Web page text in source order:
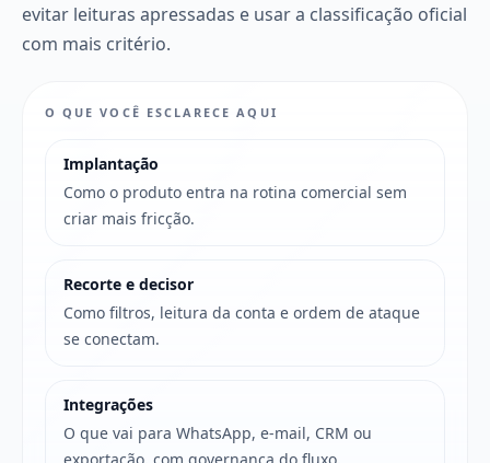
evitar leituras apressadas e usar a classificação oficial
com mais critério.
O QUE VOCÊ ESCLARECE AQUI
Implantação
Como o produto entra na rotina comercial sem
criar mais fricção.
Recorte e decisor
Como filtros, leitura da conta e ordem de ataque
se conectam.
Integrações
O que vai para WhatsApp, e-mail, CRM ou